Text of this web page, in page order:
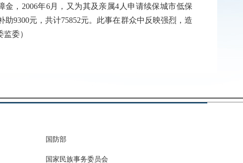
，2006年6月，又为其及亲属4人申请续保城市低保
9300元，共计75852元。此事在群众中反映强烈，造
委）
国防部
国家民族事务委员会